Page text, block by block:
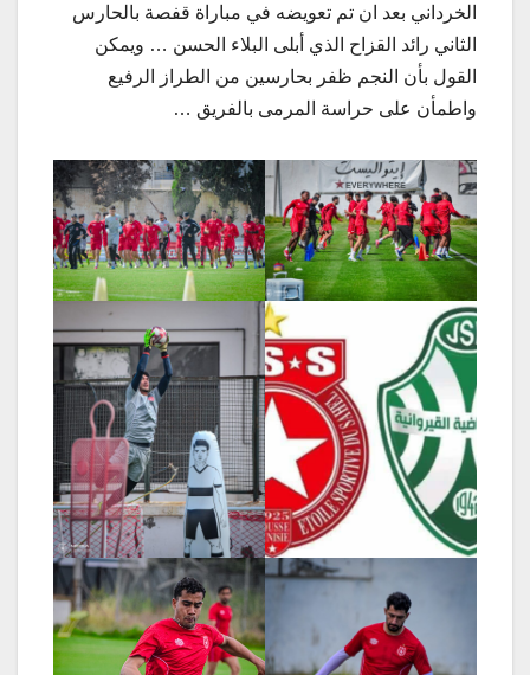
الخرداني بعد ان تم تعويضه في مباراة قفصة بالحارس
الثاني رائد القزاح الذي أبلى البلاء الحسن … ويمكن
القول بأن النجم ظفر بحارسين من الطراز الرفيع
واطمأن على حراسة المرمى بالفريق …